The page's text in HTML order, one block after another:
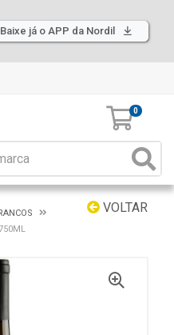
Baixe já o APP da Nordil
0
VOLTAR